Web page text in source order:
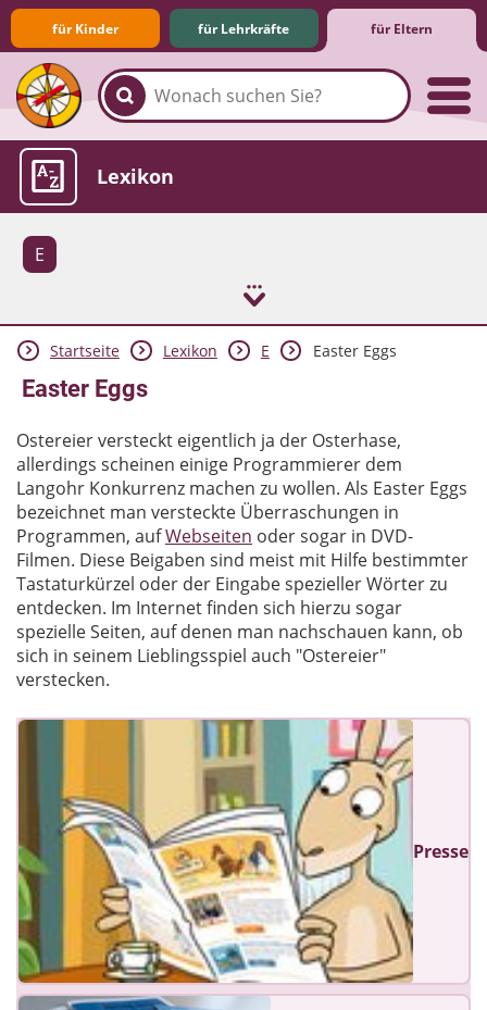
für Kinder für Lehrkräfte für Eltern
Familie & Medien
Spieletipps & Lernsoftware
Die Jüngsten im Netz
Lexikon
E
Aktuelles
Startseite Lexikon E Easter Eggs
Easter Eggs
Ostereier versteckt eigentlich ja der Osterhase,
allerdings scheinen einige Programmierer dem
Langohr Konkurrenz machen zu wollen. Als Easter Eggs
bezeichnet man versteckte Überraschungen in
Programmen, aufWebseiten oder sogar in DVD-
Filmen. Diese Beigaben sind meist mit Hilfe bestimmter
Tastaturkürzel oder der Eingabe spezieller Wörter zu
entdecken. Im Internet finden sich hierzu sogar
spezielle Seiten, auf denen man nachschauen kann, ob
sich in seinem Lieblingsspiel auch "Ostereier"
verstecken.
Presse